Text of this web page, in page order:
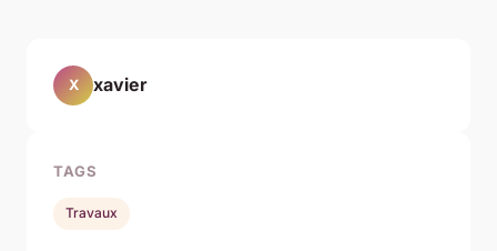
X xavier
TAGS
Travaux